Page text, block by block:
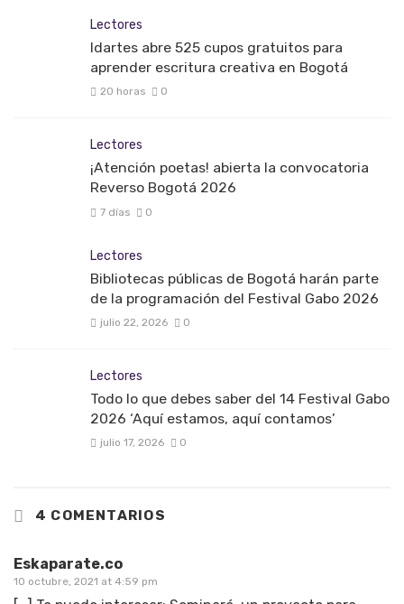
Lectores
Idartes abre 525 cupos gratuitos para
aprender escritura creativa en Bogotá
20 horas 0
Lectores
¡Atención poetas! abierta la convocatoria
Reverso Bogotá 2026
7 días 0
Lectores
Bibliotecas públicas de Bogotá harán parte
de la programación del Festival Gabo 2026
julio 22, 2026 0
Lectores
Todo lo que debes saber del 14 Festival Gabo
2026 ‘Aquí estamos, aquí contamos’
julio 17, 2026 0
4 COMENTARIOS
Eskaparate.co
10 octubre, 2021 at 4:59 pm